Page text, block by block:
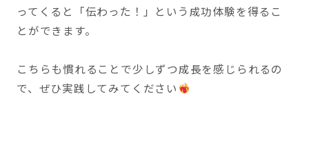
ってくると「伝わった！」という成功体験を得るこ
とができます。
こちらも慣れることで少しずつ成長を感じられるの
で、ぜひ実践してみてください